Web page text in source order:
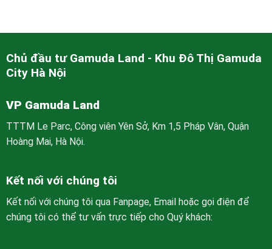
Chủ đầu tư Gamuda Land - Khu Đô Thị Gamuda
City Hà Nội
VP Gamuda Land
TTTM Le Parc, Công viên Yên Sở, Km 1,5 Pháp Vân, Quận
Hoàng Mai, Hà Nội.
Kết nối với chúng tôi
Kết nối với chúng tôi qua Fanpage, Email hoặc gọi điện để
chúng tôi có thể tư vấn trực tiếp cho Quý khách: